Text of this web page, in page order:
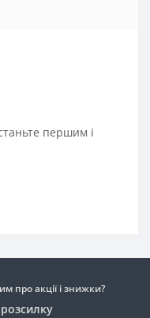
першим і
про акції і знижки?